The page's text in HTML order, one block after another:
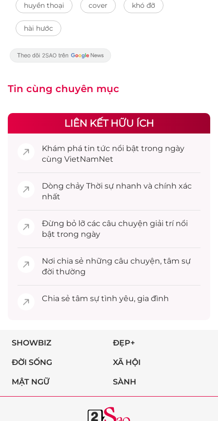
huyền thoại cover khó đỡ
hài hước
Tin cùng chuyên mục
LIÊN KẾT HỮU ÍCH
Khám phá tin tức nổi bật trong ngày
cùng VietNamNet
Dòng chảy Thời sự nhanh và chính xác
nhất
Đừng bỏ lỡ các câu chuyện giải trínổi
bật trong ngày
Nơi chia sẻ những câu chuyện, tâm sự
đời thường
Chia sẻ tâm sự tình yêu, gia đình
SHOWBIZ ĐẸP+
ĐỜI SỐNG XÃ HỘI
MẬT NGỮ SÀNH